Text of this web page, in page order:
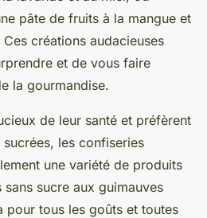
pâte de fruits à la mangue et
créations audacieuses
et de vous faire
la gourmandise.
de leur santé et préfèrent
les confiseries
une variété de produits
sucre aux guimauves
pour tous les goûts et toutes